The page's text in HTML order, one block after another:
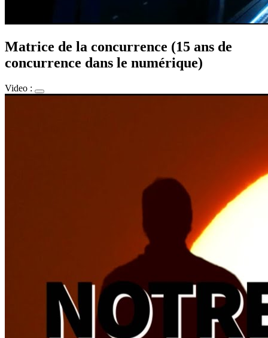
Matrice de la concurrence (15 ans de
concurrence dans le numérique)
Video :